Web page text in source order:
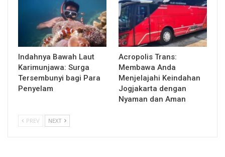
Indahnya Bawah Laut
Karimunjawa: Surga
Tersembunyi bagi Para
Penyelam
Acropolis Trans:
Membawa Anda
Menjelajahi Keindahan
Jogjakarta dengan
Nyaman dan Aman
PREV NEXT